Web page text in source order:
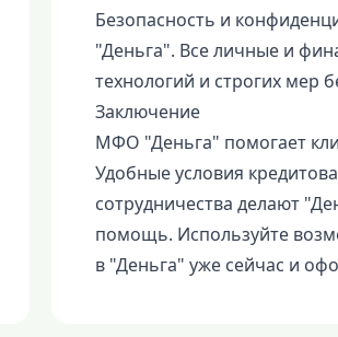
Безопасность и
"Деньга". Все личные и
технологий и строгих мер
Заключение
МФО "Деньга" помогает
Удобные условия
сотрудничества делают
помощь. Используйте
в "Деньга" уже сейчас и